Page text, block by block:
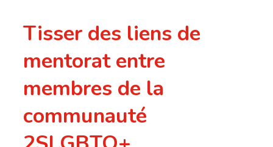
Tisser des liens de
mentorat entre
membres de la
communauté